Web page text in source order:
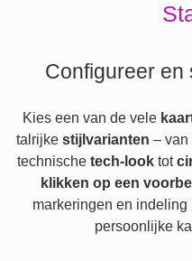
Configureer en
Kies een van de vele
talrijke stijlvarianten – van
technische tech-look tot
klikken op een
markeringen en
persoonlijke